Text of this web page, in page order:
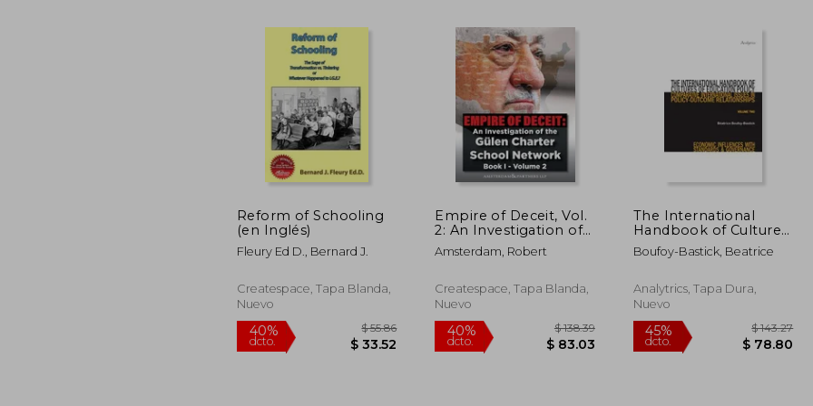
45%
dcto.
45%
dcto.
Reform of Schooling
(en Inglés)
Fleury Ed D., Bernard J.
Createspace, Tapa Blanda,
Nuevo
Empire of Deceit, Vol.
2: An Investigation of
the Gülen Charter
Schools (en Inglés)
Amsterdam, Robert
Createspace, Tapa Blanda,
Nuevo
The International
Handbook of Cultures
of Education Policy
(Volume Two):
International Issues in
Policy-Outcome
Economic I (en Inglés)
Boufoy-Bastick, Beatrice
Analytrics, Tapa Dura,
Nuevo